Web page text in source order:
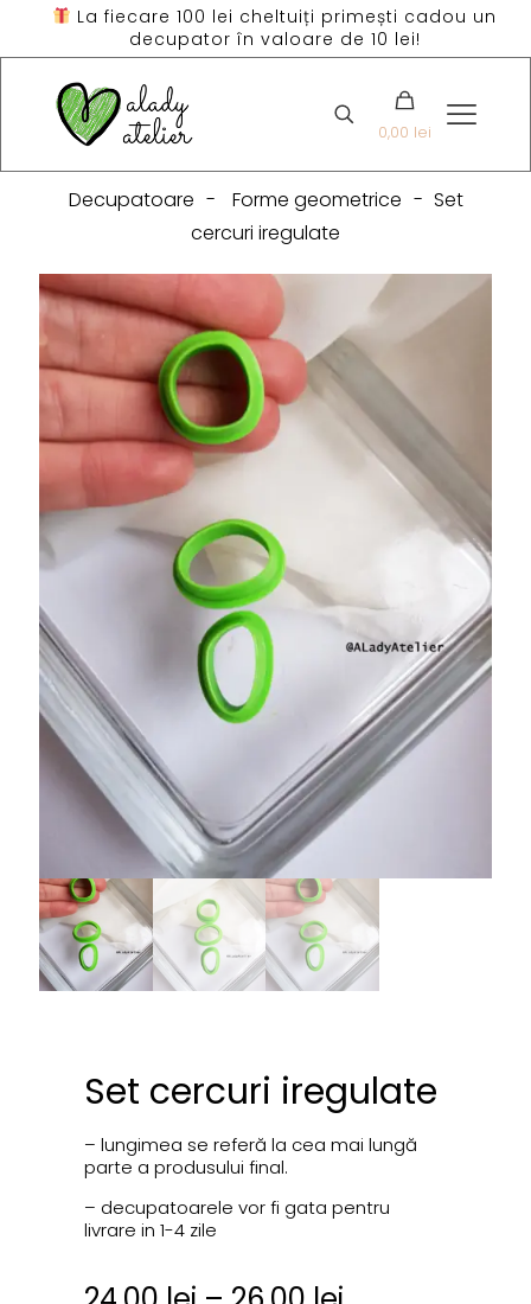
La fiecare 100 lei cheltuiți primești cadou un
decupator în valoare de 10 lei!
0,00 lei
Decupatoare - Forme geometrice - Set
cercuri iregulate
Set cercuri iregulate
– lungimea se referă la cea mai lungă
parte a produsului final.
– decupatoarele vor fi gata pentru
livrare in 1-4 zile